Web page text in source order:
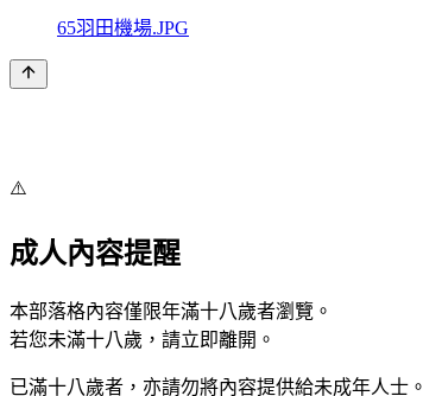
65羽田機場.JPG
⚠️
成人內容提醒
本部落格內容僅限年滿十八歲者瀏覽。
若您未滿十八歲，請立即離開。
已滿十八歲者，亦請勿將內容提供給未成年人士。